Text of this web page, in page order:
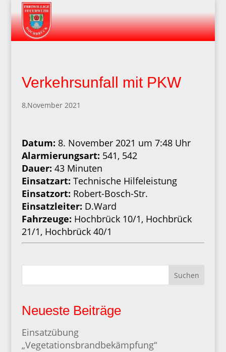
Verkehrsunfall mit PKW
8,November 2021
Datum: 8. November 2021 um 7:48 Uhr
Alarmierungsart: 541, 542
Dauer: 43 Minuten
Einsatzart: Technische Hilfeleistung
Einsatzort: Robert-Bosch-Str.
Einsatzleiter: D.Ward
Fahrzeuge: Hochbrück 10/1, Hochbrück
21/1, Hochbrück 40/1
Suchen
Neueste Beiträge
Einsatzübung
„Vegetationsbrandbekämpfung“